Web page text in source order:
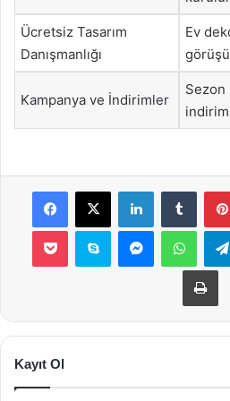
Ücretsiz Tasarım
Danışmanlığı
Ev
görüşü
Kampanya ve İndirimler
Sezon
Facebook
X LinkedIn
Pocket Skype Messenger
Kayıt Ol